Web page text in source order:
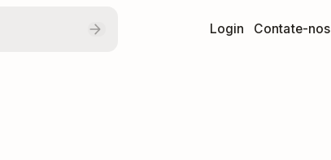
Login Contate-nos